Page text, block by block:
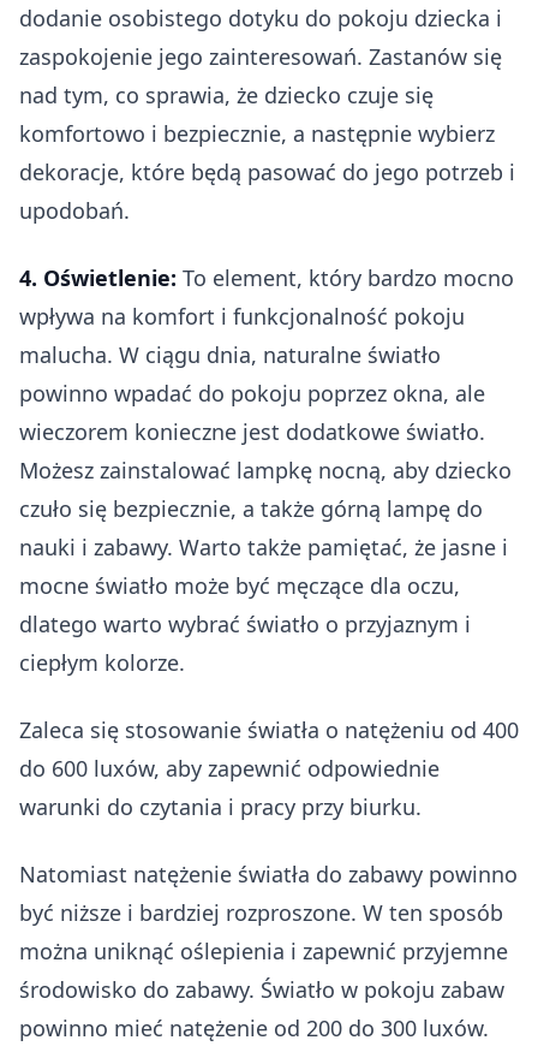
dodanie osobistego dotyku do pokoju dziecka i
zaspokojenie jego zainteresowań. Zastanów się
nad tym, co sprawia, że dziecko czuje się
komfortowo i bezpiecznie, a następnie wybierz
dekoracje, które będą pasować do jego potrzeb i
upodobań.
4. Oświetlenie: To element, który bardzo mocno
wpływa na komfort i funkcjonalność pokoju
malucha. W ciągu dnia, naturalne światło
powinno wpadać do pokoju poprzez okna, ale
wieczorem konieczne jest dodatkowe światło.
Możesz zainstalować lampkę nocną, aby dziecko
czuło się bezpiecznie, a także górną lampę do
nauki i zabawy. Warto także pamiętać, że jasne i
mocne światło może być męczące dla oczu,
dlatego warto wybrać światło o przyjaznym i
ciepłym kolorze.
Zaleca się stosowanie światła o natężeniu od 400
do 600 luxów, aby zapewnić odpowiednie
warunki do czytania i pracy przy biurku.
Natomiast natężenie światła do zabawy powinno
być niższe i bardziej rozproszone. W ten sposób
można uniknąć oślepienia i zapewnić przyjemne
środowisko do zabawy. Światło w pokoju zabaw
powinno mieć natężenie od 200 do 300 luxów.